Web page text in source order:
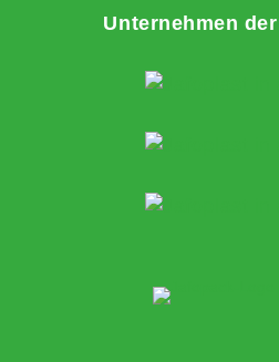
Unternehmen